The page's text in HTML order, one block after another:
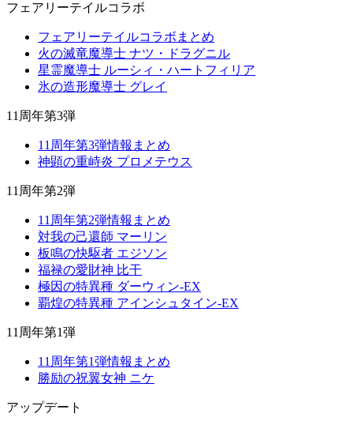
フェアリーテイルコラボ
フェアリーテイルコラボまとめ
火の滅竜魔導士 ナツ・ドラグニル
星霊魔導士 ルーシィ・ハートフィリア
氷の造形魔導士 グレイ
11周年第3弾
11周年第3弾情報まとめ
神顕の重峙炎 プロメテウス
11周年第2弾
11周年第2弾情報まとめ
対我の己還師 マーリン
板鳴の快駆者 エジソン
福禄の愛財神 比干
極因の特異種 ダーウィン-EX
覇煌の特異種 アインシュタイン-EX
11周年第1弾
11周年第1弾情報まとめ
勝励の祝翼女神 ニケ
アップデート